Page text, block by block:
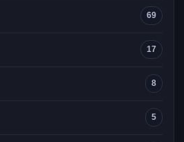
69
17
8
5